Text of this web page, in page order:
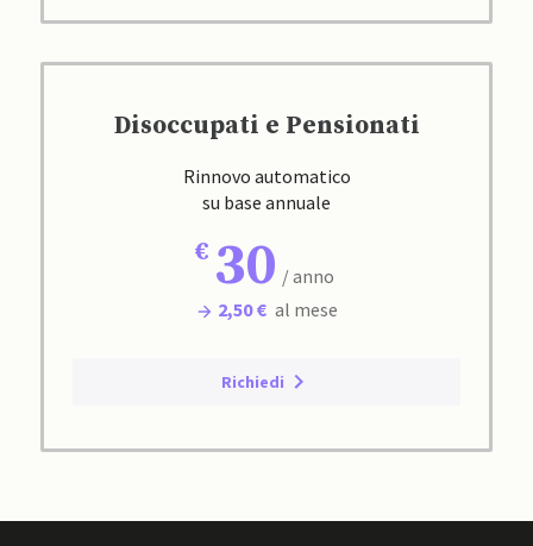
Disoccupati e Pensionati
Rinnovo automatico
su base annuale
30 / anno
2,50 € al mese
Richiedi